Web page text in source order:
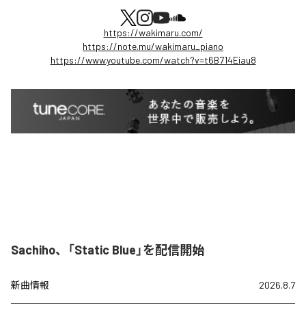
https://wakimaru.com/
https://note.mu/wakimaru_piano
https://www.youtube.com/watch?v=t6B714Eiau8
Sachiho、「Static Blue」を配信開始
新曲情報 2026.8.7